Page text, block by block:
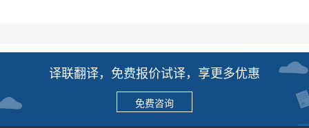
译联翻译，免费报价试译，享更多优惠
免费咨询